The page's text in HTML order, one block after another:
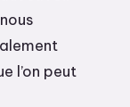
l’on peut